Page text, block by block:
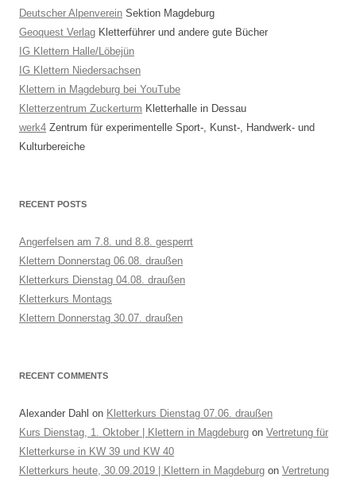
Deutscher Alpenverein Sektion Magdeburg
Geoquest Verlag Kletterführer und andere gute Bücher
IG Klettern Halle/Löbejün
IG Klettern Niedersachsen
Klettern in Magdeburg bei YouTube
Kletterzentrum Zuckerturm Kletterhalle in Dessau
werk4 Zentrum für experimentelle Sport-, Kunst-, Handwerk- und
Kulturbereiche
RECENT POSTS
Angerfelsen am 7.8. und 8.8. gesperrt
Klettern Donnerstag 06.08. draußen
Kletterkurs Dienstag 04.08. draußen
Kletterkurs Montags
Klettern Donnerstag 30.07. draußen
RECENT COMMENTS
Alexander Dahl on Kletterkurs Dienstag 07.06. draußen
Kurs Dienstag, 1. Oktober | Klettern in Magdeburg on Vertretung für
Kletterkurse in KW 39 und KW 40
Kletterkurs heute, 30.09.2019 | Klettern in Magdeburg on Vertretung